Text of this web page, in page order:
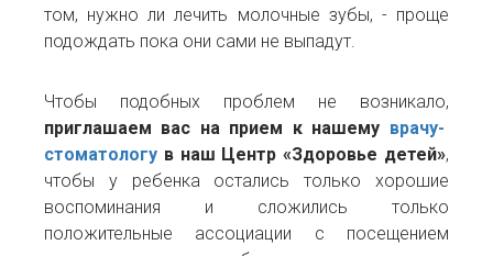
том, нужно ли лечить молочные зубы, - проще
подождать пока они сами не выпадут.
Чтобы подобных проблем не возникало,
приглашаем вас на прием к нашему врачу-
стоматологу в наш Центр «Здоровье детей»,
чтобы у ребенка остались только хорошие
воспоминания и сложились только
положительные ассоциации с посещением